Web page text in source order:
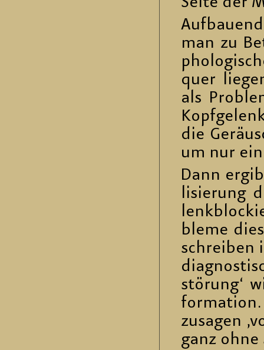
man zu
quer
als
die
um nur
Dann
li­sie­rung
ble­me
schrei­ben
stö­rung‘
for­ma­ti­on.
zu­sa­gen
ganz